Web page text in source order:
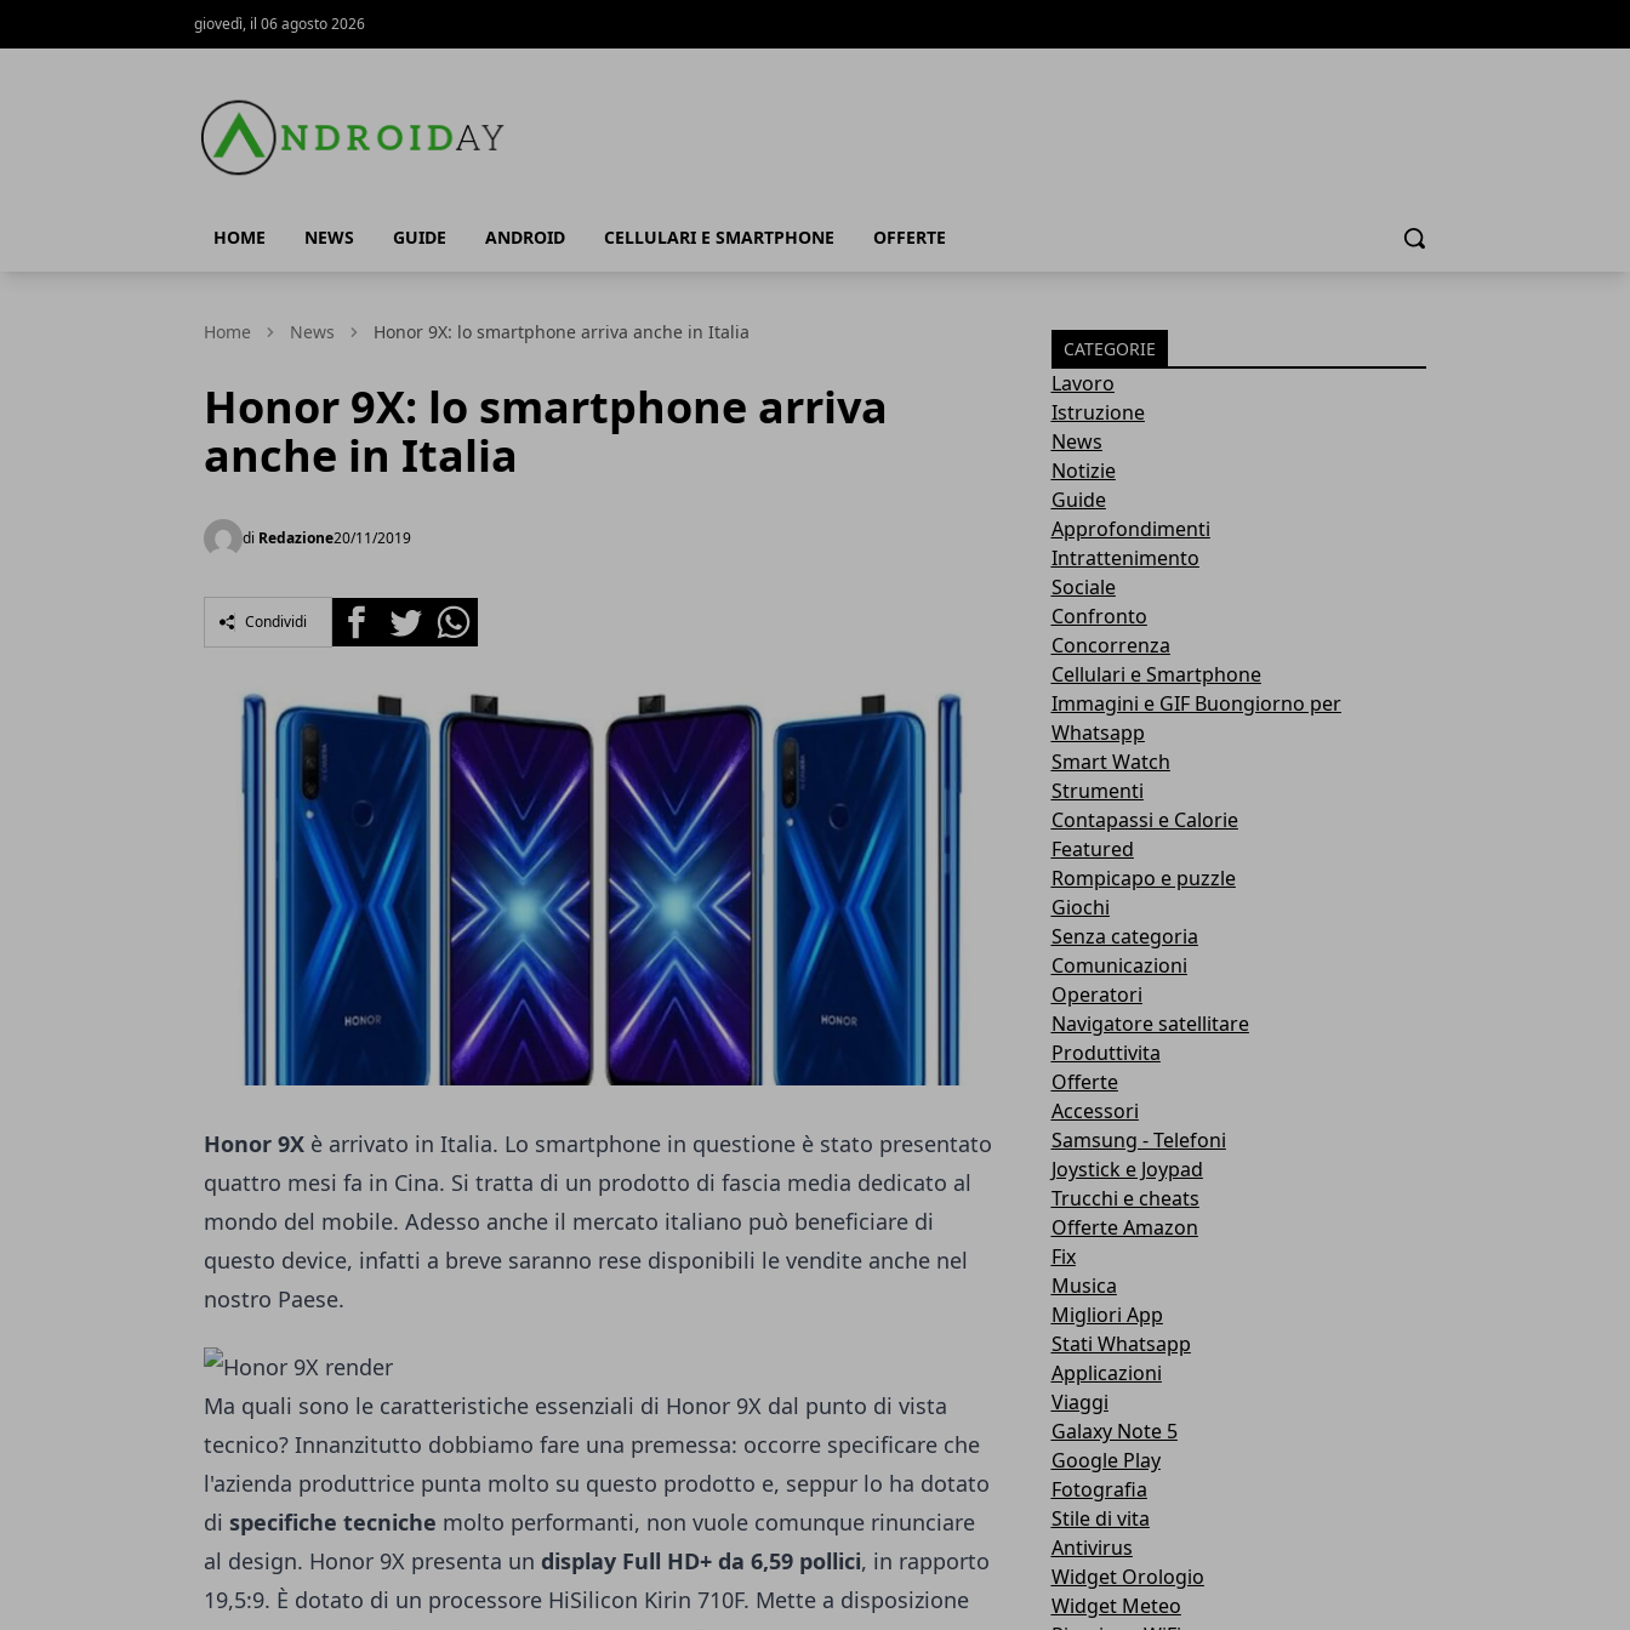
giovedì, il 06 agosto 2026
HOME NEWS GUIDE ANDROID CELLULARI E SMARTPHONE OFFERTE Cerca
Home News Honor 9X: lo smartphone arriva anche in Italia
Honor 9X: lo smartphone arriva
anche in Italia
di Redazione20/11/2019
Condividi FacebookTwitterWhatsapp
Honor 9X è arrivato in Italia. Lo smartphone in questione è stato presentato
quattro mesi fa in Cina. Si tratta di un prodotto di fascia media dedicato al
mondo del mobile. Adesso anche il mercato italiano può beneficiare di
questo device, infatti a breve saranno rese disponibili le vendite anche nel
nostro Paese.
Ma quali sono le caratteristiche essenziali di Honor 9X dal punto di vista
tecnico? Innanzitutto dobbiamo fare una premessa: occorre specificare che
l'azienda produttrice punta molto su questo prodotto e, seppur lo ha dotato
di specifiche tecniche molto performanti, non vuole comunque rinunciare
al design. Honor 9X presenta un display Full HD+ da 6,59 pollici, in rapporto
19,5:9. È dotato di un processore HiSilicon Kirin 710F. Mette a disposizione
CATEGORIE
Lavoro
Istruzione
News
Notizie
Guide
Approfondimenti
Intrattenimento
Sociale
Confronto
Concorrenza
Cellulari e Smartphone
Immagini e GIF Buongiorno per
Whatsapp
Smart Watch
Strumenti
Contapassi e Calorie
Featured
Rompicapo e puzzle
Giochi
Senza categoria
Comunicazioni
Operatori
Navigatore satellitare
Produttivita
Offerte
Accessori
Samsung - Telefoni
Joystick e Joypad
Trucchi e cheats
Offerte Amazon
Fix
Musica
Migliori App
Stati Whatsapp
Applicazioni
Viaggi
Galaxy Note 5
Google Play
Fotografia
Stile di vita
Antivirus
Widget Orologio
Widget Meteo